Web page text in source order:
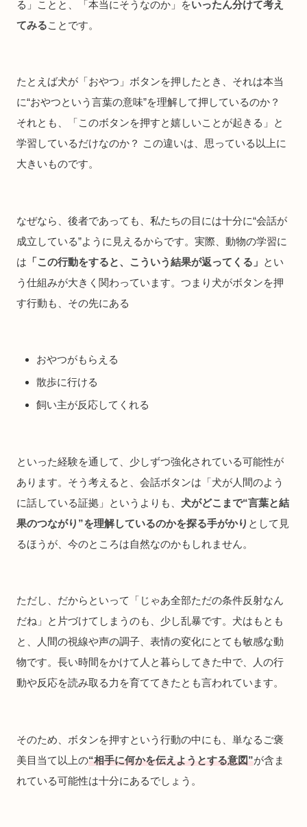
る」ことと、「本当にそうなのか」をいったん分けて考え
てみることです。
たとえば犬が「おやつ」ボタンを押したとき、それは本当
に“おやつという言葉の意味”を理解して押しているのか？
それとも、「このボタンを押すと嬉しいことが起きる」と
学習しているだけなのか？ この違いは、思っている以上に
大きいものです。
なぜなら、後者であっても、私たちの目には十分に“会話が
成立している”ように見えるからです。実際、動物の学習に
は 「この行動をすると、こういう結果が返ってくる」 とい
う仕組みが大きく関わっています。つまり犬がボタンを押
す行動も、その先にある
おやつがもらえる
散歩に行ける
飼い主が反応してくれる
といった経験を通して、少しずつ強化されている可能性が
あります。そう考えると、会話ボタンは「犬が人間のよう
に話している証拠」というよりも、 犬がどこまで“言葉と結
果のつながり”を理解しているのかを探る手がかり として見
るほうが、今のところは自然なのかもしれません。
ただし、だからといって「じゃあ全部ただの条件反射なん
だね」と片づけてしまうのも、少し乱暴です。犬はもとも
と、人間の視線や声の調子、表情の変化にとても敏感な動
物です。長い時間をかけて人と暮らしてきた中で、人の行
動や反応を読み取る力を育ててきたとも言われています。
そのため、ボタンを押すという行動の中にも、単なるご褒
美目当て以上の“相手に何かを伝えようとする意図”が含ま
れている可能性は十分にあるでしょう。